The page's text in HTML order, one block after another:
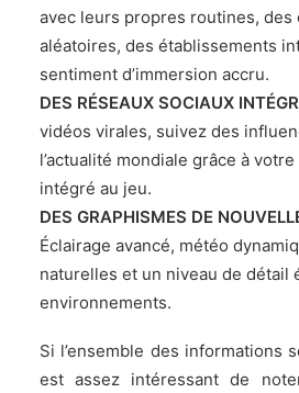
avec leurs propres routines, des
aléatoires, des établissements
sentiment d’immersion accru.
DES RÉSEAUX SOCIAUX
vidéos virales, suivez des
l’actualité mondiale grâce à
intégré au jeu.
DES GRAPHISMES DE
Éclairage avancé, météo
naturelles et un niveau de détail
environnements.
Si l’ensemble des informations
est assez intéressant de